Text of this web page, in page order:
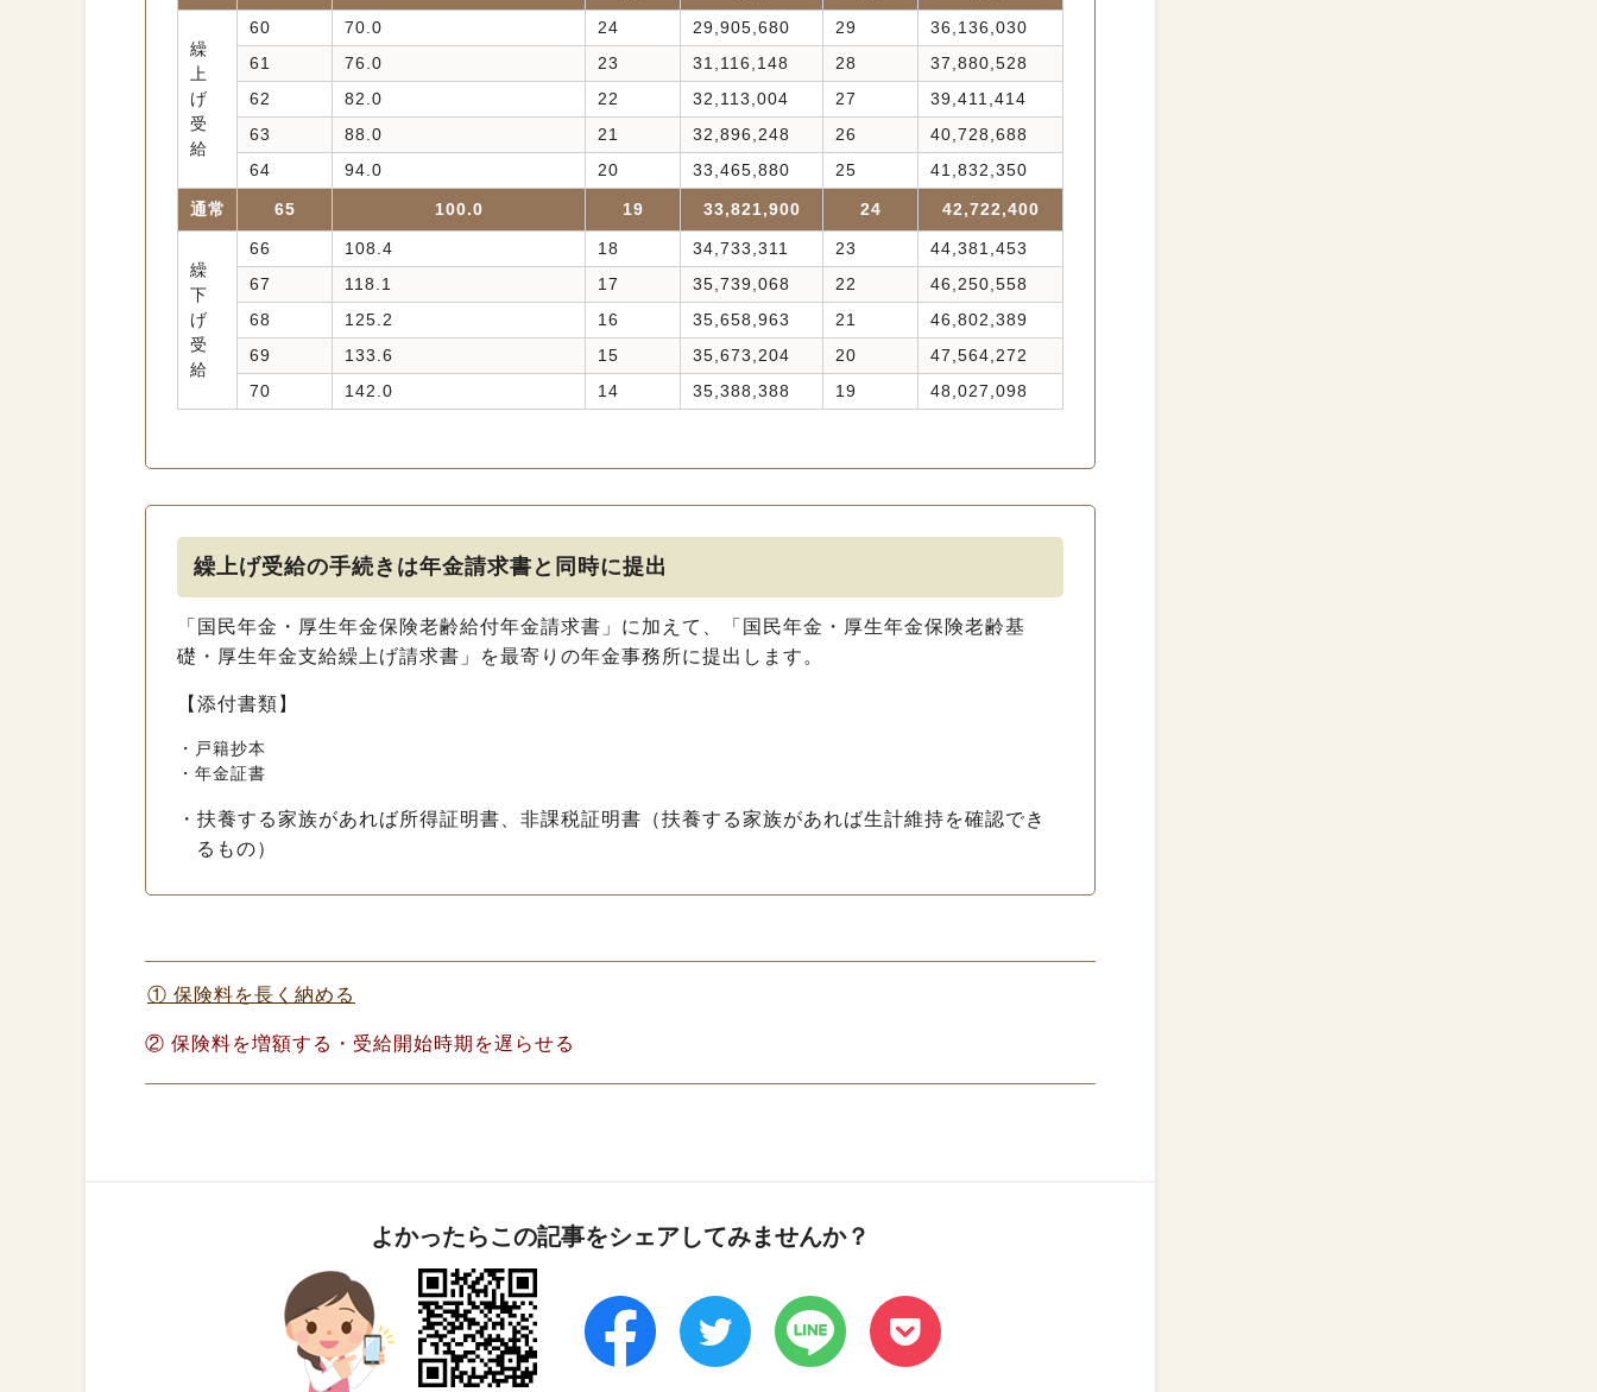
繰
上
げ
受
給
60 70.0 24 29,905,680 29
36,136,030
61
76.0 23 31,116,148 28
37,880,528
62
82.0 22 32,113,004 27
39,411,414
63
88.0 21 32,896,248 26
40,728,688
64
94.0 20 33,465,880 25 41,832,350
通常 65 100.0 19 33,821,900 24 42,722,400
繰
下
げ
受
給
66 108.4 18 34,733,311 23
44,381,453
67
118.1 17 35,739,068 22
46,250,558
68
125.2 16 35,658,963 21
46,802,389
69
133.6 15 35,673,204 20
47,564,272
70
142.0 14 35,388,388 19 48,027,098
繰上げ受給の手続きは年金請求書と同時に提出
「国民年金・厚生年金保険老齢給付年金請求書」に加えて、「国民年金・厚生年金保険老齢基
礎・厚生年金支給繰上げ請求書」を最寄りの年金事務所に提出します。
【添付書類】
・戸籍抄本
・年金証書
・扶養する家族があれば所得証明書、非課税証明書（扶養する家族があれば生計維持を確認でき
るもの）
① 保険料を長く納める
② 保険料を増額する・受給開始時期を遅らせる
よかったらこの記事をシェアしてみませんか？